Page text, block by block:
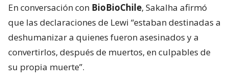
En conversación con BioBioChile, Sakalha afirmó
que las declaraciones de Lewi “estaban destinadas a
deshumanizar a quienes fueron asesinados y a
convertirlos, después de muertos, en culpables de
su propia muerte”.